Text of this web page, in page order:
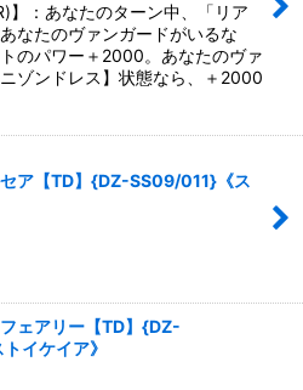
：あなたのターン中、「リア
なたのヴァンガードがいるな
のパワー＋2000。あなたのヴァ
ゾンドレス】状態なら、＋2000
ア【TD】{DZ-SS09/011}《ス
ェアリー【TD】{DZ-
イケイア》